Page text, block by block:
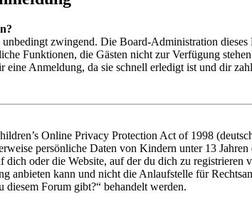
zwingend. Die Board-Administration
Funktionen, die Gästen nicht zur Verfügung
eine Anmeldung, da sie schnell erledigt ist und dir
Online Privacy Protection Act of 1998
persönliche Daten von Kindern unter 13
dich oder die Website, auf der du dich zu
anbieten kann und nicht die Anlaufstelle für
diesem Forum gibt?“ behandelt werden.